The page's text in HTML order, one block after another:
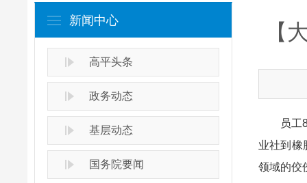
新闻中心
高平头条
政务动态
基层动态
国务院要闻
【
员工
业社到橡
领域的佼